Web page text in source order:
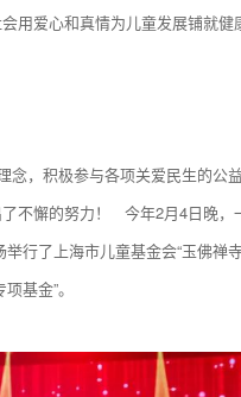
爱心和真情为儿童发展铺就健
念，积极参与各项关爱民生的公
不懈的努力！ 今年2月4日晚
行了上海市儿童基金会“玉佛禅
基金”。